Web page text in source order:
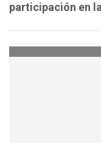
participación en